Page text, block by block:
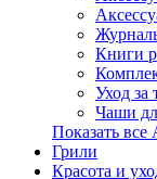
Книги
Уход за
Чаши
Показать все
Грили
Красота и